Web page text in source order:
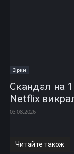
Зірки
Скандал на
Netflix
03.08.2026
Читайте також